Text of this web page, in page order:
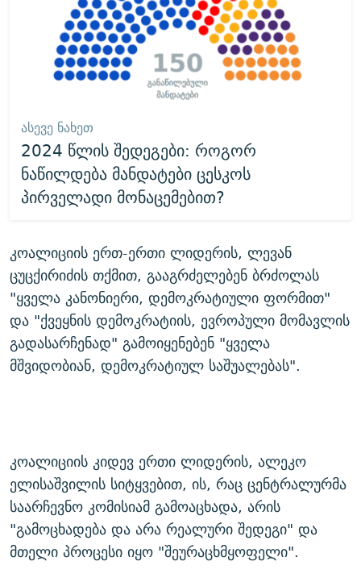
ᲐᲡᲔᲕᲔ ᲜᲐᲮᲔᲗ
2024 წლის შედეგები: როგორ
ნაწილდება მანდატები ცესკოს
პირველადი მონაცემებით?
კოალიციის ერთ-ერთი ლიდერის, ლევან
ცუცქირიძის თქმით, გააგრძელებენ ბრძოლას
"ყველა კანონიერი, დემოკრატიული ფორმით"
და "ქვეყნის დემოკრატიის, ევროპული მომავლის
გადასარჩენად" გამოიყენებენ "ყველა
მშვიდობიან, დემოკრატიულ საშუალებას".
კოალიციის კიდევ ერთი ლიდერის, ალეკო
ელისაშვილის სიტყვებით, ის, რაც ცენტრალურმა
საარჩევნო კომისიამ გამოაცხადა, არის
"გამოცხადება და არა რეალური შედეგი" და
მთელი პროცესი იყო "შეურაცხმყოფელი".